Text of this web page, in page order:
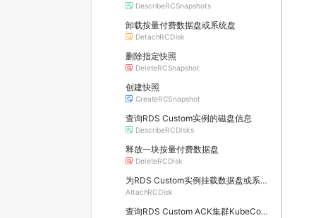
DescribeRCSnapshots
卸载按量付费数据盘或系统盘
DetachRCDisk
删除指定快照
DeleteRCSnapshot
创建快照
CreateRCSnapshot
查询RDS Custom实例的磁盘信息
DescribeRCDisks
释放一块按量付费数据盘
DeleteRCDisk
为RDS Custom实例挂载数据盘或系统盘
AttachRCDisk
查询RDS Custom ACK集群KubeConfig